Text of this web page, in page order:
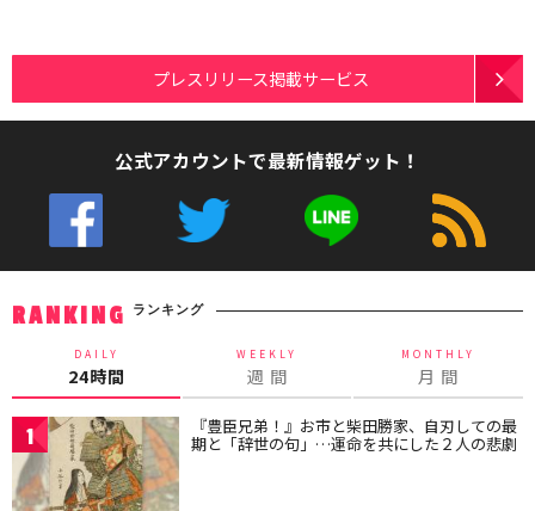
プレスリリース掲載サービス
公式アカウントで最新情報ゲット！
RANKING ランキング
DAILY
24時間
WEEKLY
週 間
MONTHLY
月 間
1 『豊臣兄弟！』お市と柴田勝家、自刃しての最
期と「辞世の句」…運命を共にした２人の悲劇